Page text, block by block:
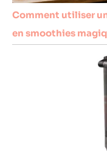
Comment utiliser
en smoothies